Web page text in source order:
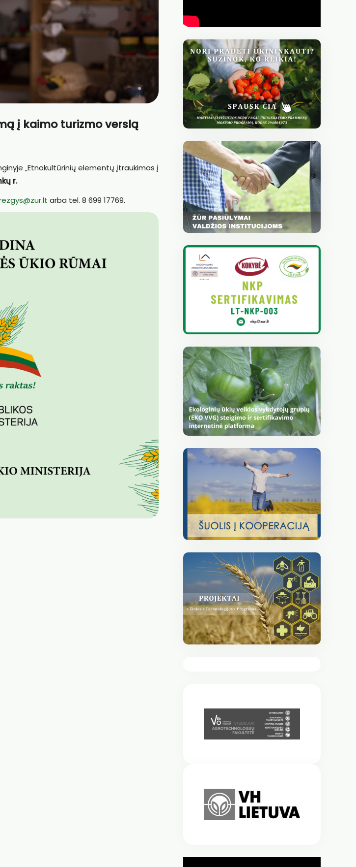
į kaimo turizmo verslą
„Etnokultūrinių elementų įtraukimas į
r.
arba tel. 8 699 17769.